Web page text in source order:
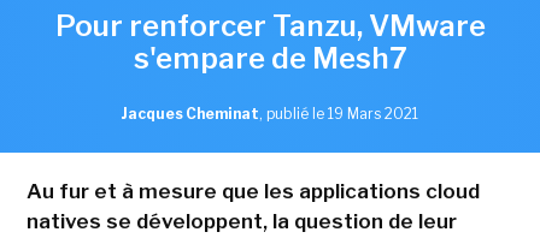
Pour renforcer Tanzu, VMware
s'empare de Mesh7
Jacques Cheminat, publié le 19 Mars 2021
Au fur et à mesure que les applications cloud
natives se développent, la question de leur